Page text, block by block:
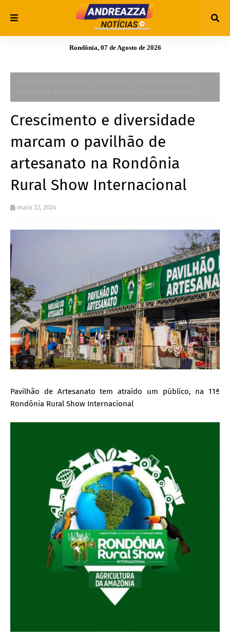
Rondônia, 07 de Agosto de 2026
Crescimento e diversidade
marcam o pavilhão de
artesanato na Rondônia
Rural Show Internacional
maio 22, 2024
Pavilhão de Artesanato tem atraído um público, na 11ª
Rondônia Rural Show Internacional